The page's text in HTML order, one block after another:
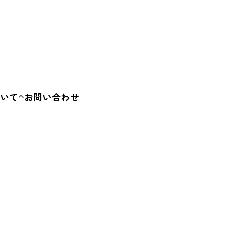
て お問い合わせ